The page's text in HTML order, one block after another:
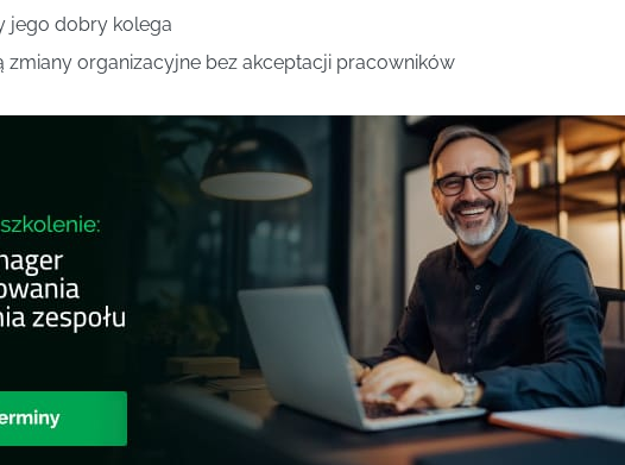
jego dobry kolega
zmiany organizacyjne bez akceptacji pracowników